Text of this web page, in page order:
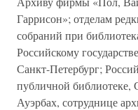
Гаррисон»; отделам
собраний при
Российскому
Санкт-Петербург;
публичной библиотеке,
Ауэрбах, сотруднице